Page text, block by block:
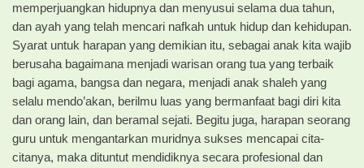
memperjuangkan hidupnya dan menyusui selama dua tahun,
dan ayah yang telah mencari nafkah untuk hidup dan kehidupan.
Syarat untuk harapan yang demikian itu, sebagai anak kita wajib
berusaha bagaimana menjadi warisan orang tua yang terbaik
bagi agama, bangsa dan negara, menjadi anak shaleh yang
selalu mendo’akan, berilmu luas yang bermanfaat bagi diri kita
dan orang lain, dan beramal sejati. Begitu juga, harapan seorang
guru untuk mengantarkan muridnya sukses mencapai cita-
citanya, maka dituntut mendidiknya secara profesional dan